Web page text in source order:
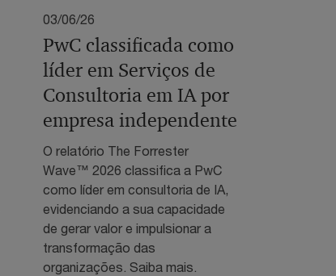
03/06/26
PwC classificada como
líder em Serviços de
Consultoria em IA por
empresa independente
O relatório The Forrester
Wave™ 2026 classifica a PwC
como líder em consultoria de IA,
evidenciando a sua capacidade
de gerar valor e impulsionar a
transformação das
organizações. Saiba mais.